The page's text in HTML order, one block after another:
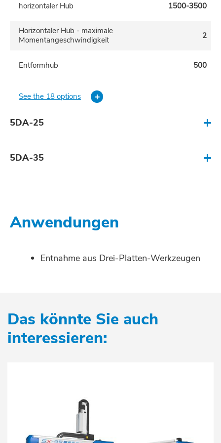
horizontaler Hub 1500-3500
Horizontaler Hub - maximale
Momentangeschwindigkeit
2
Entformhub 500
See the 18 options
5DA-25
Tonnen)
Momentangeschwindigkeit
5DA-35
horizontaler Hub
Momentangeschwindigkeit
Anwendungen
Entnahme aus Drei-Platten-Werkzeugen
Das könnte Sie auch
interessieren: